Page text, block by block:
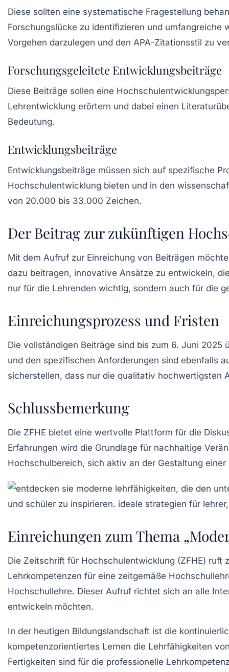
Diese sollten eine systematische Fragestellung
Forschungslücke zu identifizieren und
Vorgehen darzulegen und den APA-Zitationsstil zu
Forschungsgeleitete Entwicklungsbeiträge
Diese Beiträge sollen eine
Lehrentwicklung erörtern und dabei einen
Bedeutung.
Entwicklungsbeiträge
Entwicklungsbeiträge müssen sich auf spezifische
Hochschulentwicklung bieten und in den
von 20.000 bis 33.000 Zeichen.
Der Beitrag zur zukünftigen
Mit dem Aufruf zur Einreichung von Beiträgen
dazu beitragen, innovative Ansätze zu entwickeln,
nur für die Lehrenden wichtig, sondern auch für die
Einreichungsprozess und Fristen
Die vollständigen Beiträge sind bis zum 6. Juni 2025
und den spezifischen Anforderungen sind ebenfalls
sicherstellen, dass nur die qualitativ hochwertigsten
Schlussbemerkung
Die ZFHE bietet eine wertvolle Plattform für die
Erfahrungen wird die Grundlage für nachhaltige
Hochschulbereich, sich aktiv an der Gestaltung
Einreichungen zum Thema
Die Zeitschrift für Hochschulentwicklung (ZFHE) ruft
Lehrkompetenzen für eine zeitgemäße
Hochschullehre. Dieser Aufruf richtet sich an alle
entwickeln möchten.
In der heutigen Bildungslandschaft ist die
kompetenzorientiertes Lernen die Lehrfähigkeiten
Fertigkeiten sind für die professionelle